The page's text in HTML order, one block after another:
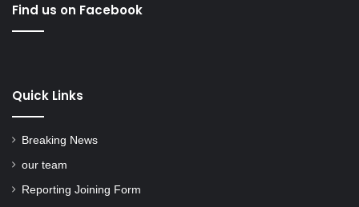
Find us on Facebook
Quick Links
Breaking News
our team
Reporting Joining Form